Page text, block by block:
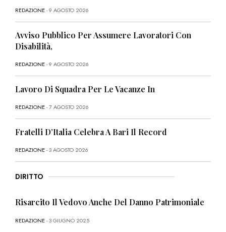
REDAZIONE- 9 AGOSTO 2026
Avviso Pubblico Per Assumere Lavoratori Con
Disabilità,
REDAZIONE- 9 AGOSTO 2026
Lavoro Di Squadra Per Le Vacanze In
REDAZIONE- 7 AGOSTO 2026
Fratelli D’Italia Celebra A Bari Il Record
REDAZIONE- 3 AGOSTO 2026
DIRITTO
Risarcito Il Vedovo Anche Del Danno Patrimoniale
REDAZIONE- 3 GIUGNO 2025